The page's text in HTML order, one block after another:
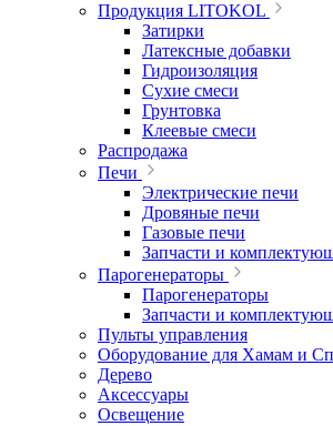
Продукция LITOKOL
Затирки
Латексные добавки
Гидроизоляция
Сухие смеси
Грунтовка
Клеевые смеси
Распродажа
Печи
Электрические печи
Дровяные печи
Газовые печи
Запчасти и
Парогенераторы
Парогенераторы
Запчасти и
Пульты управления
Оборудование для Хамам и
Дерево
Аксессуары
Освещение